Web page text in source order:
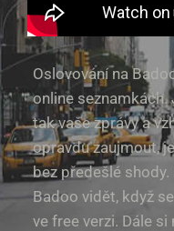
Oslovování na
online seznamkách.
tak vaše zprávy a
opravdu zaujmout,
bez předešlé
Badoo vidět, když
ve free verzi. Dále